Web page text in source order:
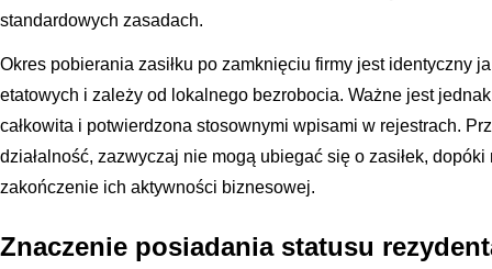
standardowych zasadach.
Okres pobierania zasiłku po zamknięciu firmy jest identyczny
etatowych i zależy od lokalnego bezrobocia. Ważne jest
całkowita i potwierdzona stosownymi wpisami w rejestrach.
działalność, zazwyczaj nie mogą ubiegać się o zasiłek, dopóki
zakończenie ich aktywności biznesowej.
Znaczenie posiadania statusu